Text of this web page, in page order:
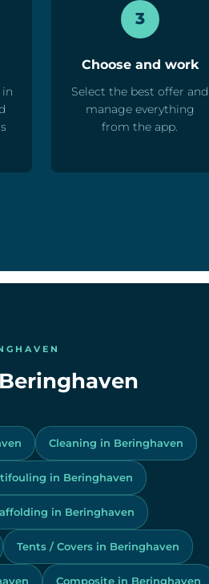
in
3
Choose and work
Select the best offer and
manage everything
from the app.
Cleaning in Beringhaven
in Beringhaven
in Beringhaven
Tents / Covers in Beringhaven
Composite in Beringhaven